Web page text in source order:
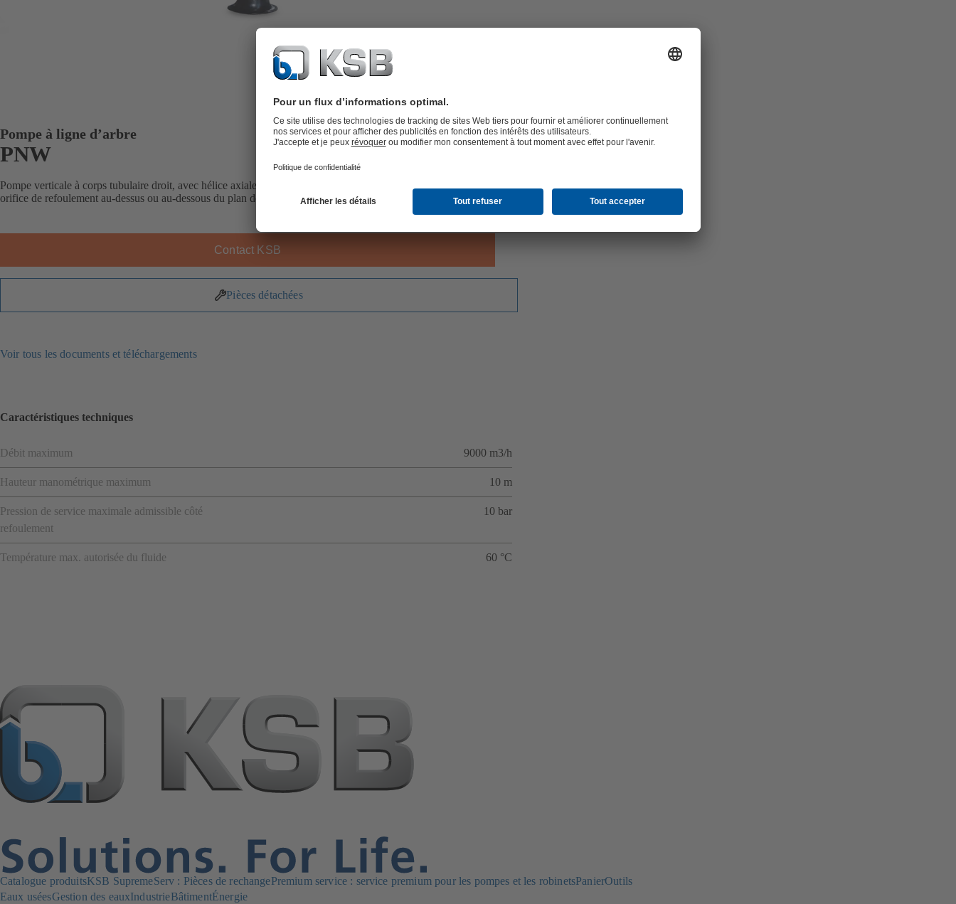
Pompe à ligne d’arbre
PNW
Pompe verticale à corps tubulaire droit, avec hélice axiale, monocellulaire, avec palier Residur sans entretien,
orifice de refoulement au-dessus ou au-dessous du plan de pose.
Contact KSB
Pièces détachées
Voir tous les documents et téléchargements
Caractéristiques techniques
Débit maximum 9000 m3/h
Hauteur manométrique maximum 10 m
Pression de service maximale admissible côté
refoulement
10 bar
Température max. autorisée du fluide 60 °C
Catalogue produitsKSB SupremeServ : Pièces de rechangePremium service : service premium pour les pompes et les robinetsPanierOutils
Eaux uséesGestion des eauxIndustrieBâtimentÉnergie